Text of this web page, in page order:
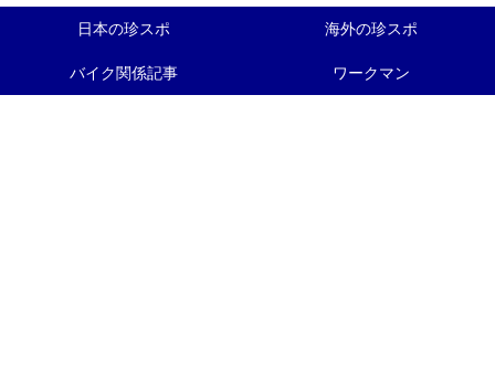
日本の珍スポ 海外の珍スポ
バイク関係記事 ワークマン